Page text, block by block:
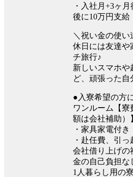
・入社月+3ヶ
後に10万円支給
＼祝い金の使い
休日には友達や
チ旅行♪
新しいスマホや
ど、頑張った自
●入寮希望の方
ワンルーム【寮
額は会社補助）
・家具家電付き
・赴任費、引
会社借り上げの
金の自己負担な
1人暮らし用の